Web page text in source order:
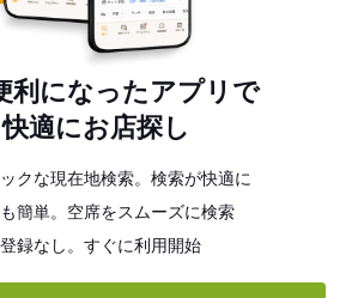
利になったアプリで
快適にお店探し
クな現在地検索。検索が快適に
簡単。空席をスムーズに検索
録なし。すぐに利用開始